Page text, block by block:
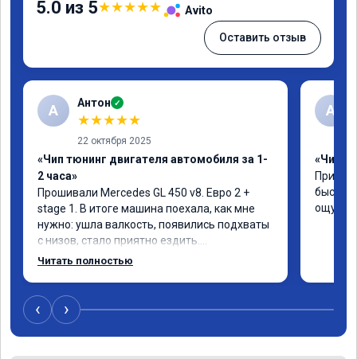
5.0 из 5★★★★★ Avito
Оставить отзыв
А Антон ✓
★★★★★
22 октября 2025
«Чип тюнинг двигателя автомобиля за 1-
2 часа»
Прошивали Mercedes GL 450 v8. Евро 2 +
stage 1. В итоге машина поехала, как мне
нужно: ушла валкость, появились подхваты
с низов, стало приятно ездить.
Одни из лучших трат, в авто! 🔥
Читать полностью
A
«Чип
‹ ›